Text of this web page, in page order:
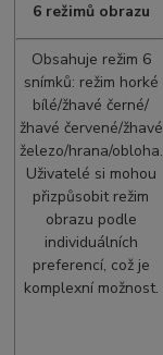
6 režimů obrazu
Obsahuje režim 6
snímků: režim horké
bílé/žhavé černé/
žhavé červené/žhavé
železo/hrana/obloha.
Uživatelé si mohou
přizpůsobit režim
obrazu podle
individuálních
preferencí, což je
komplexní možnost.